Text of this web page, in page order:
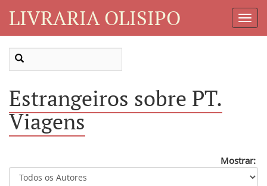
LIVRARIA OLISIPO
Estrangeiros sobre PT.
Viagens
Mostrar: